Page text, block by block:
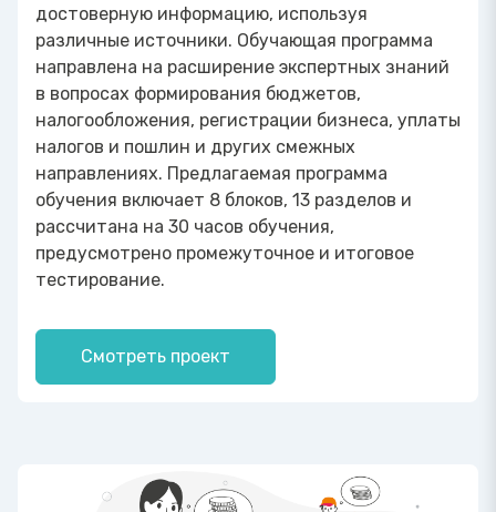
достоверную информацию, используя
различные источники. Обучающая программа
направлена на расширение экспертных знаний
в вопросах формирования бюджетов,
налогообложения, регистрации бизнеса, уплаты
налогов и пошлин и других смежных
направлениях. Предлагаемая программа
обучения включает 8 блоков, 13 разделов и
рассчитана на 30 часов обучения,
предусмотрено промежуточное и итоговое
тестирование.
Смотреть проект